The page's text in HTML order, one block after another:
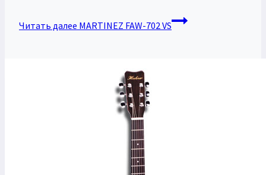
Читать далее MARTINEZ FAW-702 VS